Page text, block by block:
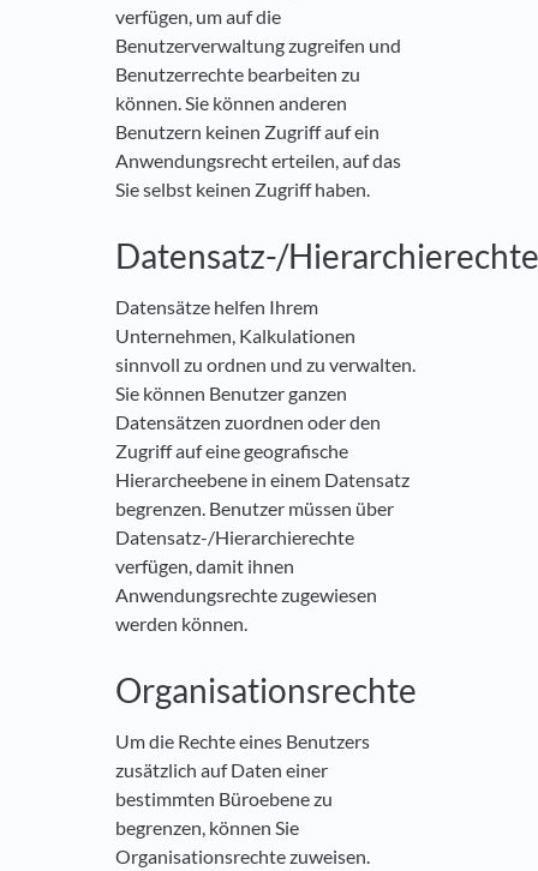
verfügen, um auf die
Benutzerverwaltung zugreifen und
Benutzerrechte bearbeiten zu
können. Sie können anderen
Benutzern keinen Zugriff auf ein
Anwendungsrecht erteilen, auf das
Sie selbst keinen Zugriff haben.
Datensatz-/Hierarchierechte
Datensätze helfen Ihrem
Unternehmen, Kalkulationen
sinnvoll zu ordnen und zu verwalten.
Sie können Benutzer ganzen
Datensätzen zuordnen oder den
Zugriff auf eine geografische
Hierarcheebene in einem Datensatz
begrenzen. Benutzer müssen über
Datensatz-/Hierarchierechte
verfügen, damit ihnen
Anwendungsrechte zugewiesen
werden können.
Organisationsrechte
Um die Rechte eines Benutzers
zusätzlich auf Daten einer
bestimmten Büroebene zu
begrenzen, können Sie
Organisationsrechte zuweisen.